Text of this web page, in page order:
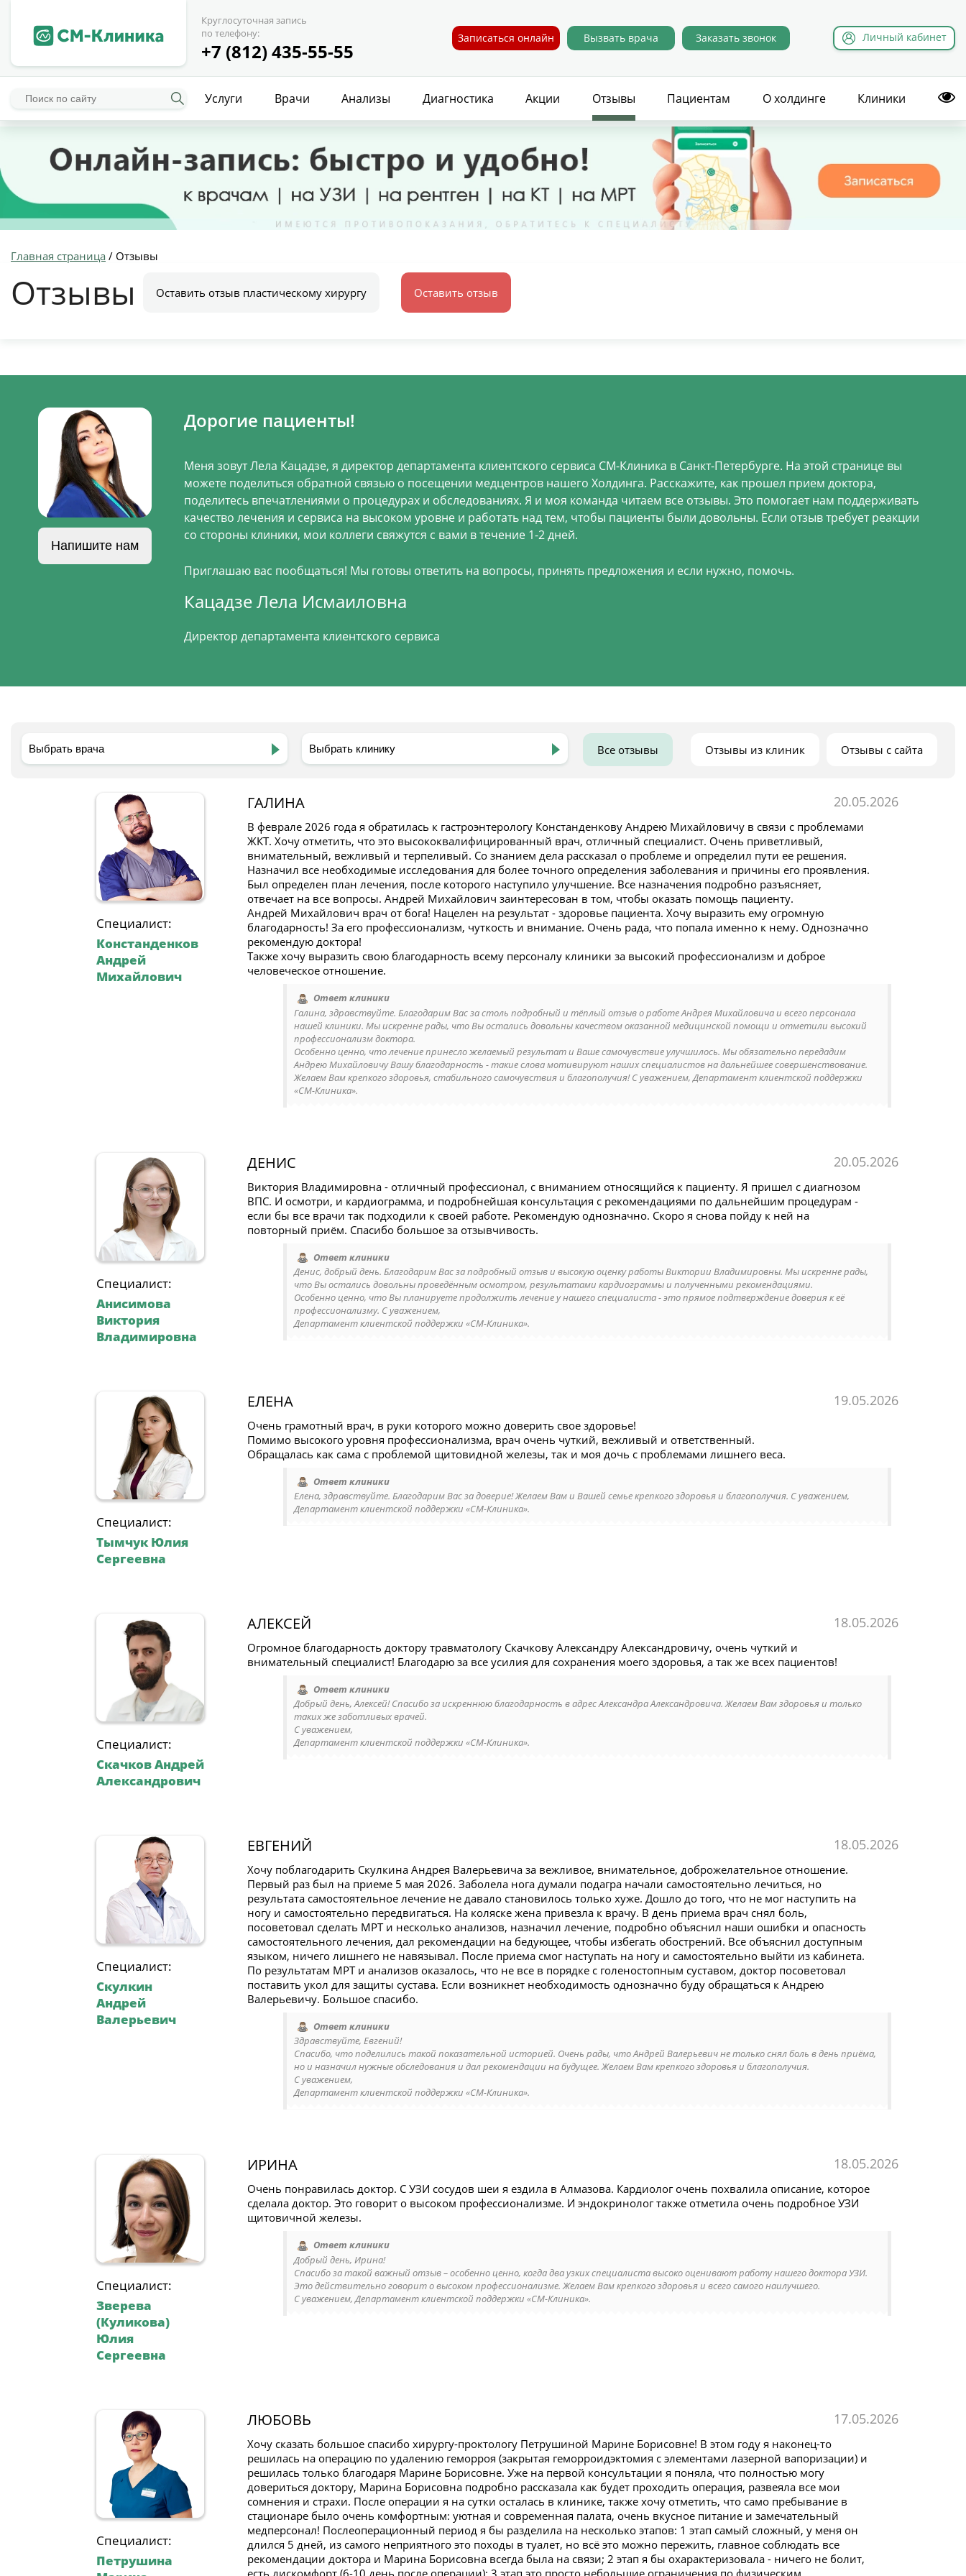
Круглосуточная запись
по телефону:
+7 (812) 435-55-55
Записаться онлайн Вызвать врача Заказать звонок Личный кабинет
Услуги Врачи Анализы Диагностика Акции Отзывы Пациентам О холдинге Клиники
Главная страница / Отзывы
Отзывы Оставить отзыв пластическому хирургу Оставить отзыв
Напишите нам
Дорогие пациенты!
Меня зовут Лела Кацадзе, я директор департамента клиентского сервиса СМ-Клиника в Санкт-Петербурге. На этой странице вы
можете поделиться обратной связью о посещении медцентров нашего Холдинга. Расскажите, как прошел прием доктора,
поделитесь впечатлениями о процедурах и обследованиях. Я и моя команда читаем все отзывы. Это помогает нам поддерживать
качество лечения и сервиса на высоком уровне и работать над тем, чтобы пациенты были довольны. Если отзыв требует реакции
со стороны клиники, мои коллеги свяжутся с вами в течение 1-2 дней.
Приглашаю вас пообщаться! Мы готовы ответить на вопросы, принять предложения и если нужно, помочь.
Кацадзе Лела Исмаиловна
Директор департамента клиентского сервиса
Отзывы с сайта
Отзывы из клиник
Все отзывы
Специалист:
Констанденков
Андрей
Михайлович
ГАЛИНА 20.05.2026
В феврале 2026 года я обратилась к гастроэнтерологу Констанденкову Андрею Михайловичу в связи с проблемами
ЖКТ. Хочу отметить, что это высококвалифицированный врач, отличный специалист. Очень приветливый,
внимательный, вежливый и терпеливый. Со знанием дела рассказал о проблеме и определил пути ее решения.
Назначил все необходимые исследования для более точного определения заболевания и причины его проявления.
Был определен план лечения, после которого наступило улучшение. Все назначения подробно разъясняет,
отвечает на все вопросы. Андрей Михайлович заинтересован в том, чтобы оказать помощь пациенту.
Андрей Михайлович врач от бога! Нацелен на результат - здоровье пациента. Хочу выразить ему огромную
благодарность! За его профессионализм, чуткость и внимание. Очень рада, что попала именно к нему. Однозначно
рекомендую доктора!
Также хочу выразить свою благодарность всему персоналу клиники за высокий профессионализм и доброе
человеческое отношение.
Ответ клиники
Галина, здравствуйте. Благодарим Вас за столь подробный и тёплый отзыв о работе Андрея Михайловича и всего персонала
нашей клиники. Мы искренне рады, что Вы остались довольны качеством оказанной медицинской помощи и отметили высокий
профессионализм доктора.
Особенно ценно, что лечение принесло желаемый результат и Ваше самочувствие улучшилось. Мы обязательно передадим
Андрею Михайловичу Вашу благодарность - такие слова мотивируют наших специалистов на дальнейшее совершенствование.
Желаем Вам крепкого здоровья, стабильного самочувствия и благополучия! С уважением, Департамент клиентской поддержки
«СМ-Клиника».
Специалист:
Анисимова
Виктория
Владимировна
ДЕНИС 20.05.2026
Виктория Владимировна - отличный профессионал, с вниманием относящийся к пациенту. Я пришел с диагнозом
ВПС. И осмотри, и кардиограмма, и подробнейшая консультация с рекомендациями по дальнейшим процедурам -
если бы все врачи так подходили к своей работе. Рекомендую однозначно. Скоро я снова пойду к ней на
повторный приём. Спасибо большое за отзывчивость.
Ответ клиники
Денис, добрый день. Благодарим Вас за подробный отзыв и высокую оценку работы Виктории Владимировны. Мы искренне рады,
что Вы остались довольны проведённым осмотром, результатами кардиограммы и полученными рекомендациями.
Особенно ценно, что Вы планируете продолжить лечение у нашего специалиста - это прямое подтверждение доверия к её
профессионализму. С уважением,
Департамент клиентской поддержки «СМ-Клиника».
Специалист:
Тымчук Юлия
Сергеевна
ЕЛЕНА 19.05.2026
Очень грамотный врач, в руки которого можно доверить свое здоровье!
Помимо высокого уровня профессионализма, врач очень чуткий, вежливый и ответственный.
Обращалась как сама с проблемой щитовидной железы, так и моя дочь с проблемами лишнего веса.
Ответ клиники
Елена, здравствуйте. Благодарим Вас за доверие! Желаем Вам и Вашей семье крепкого здоровья и благополучия. С уважением,
Департамент клиентской поддержки «СМ-Клиника».
Специалист:
Скачков Андрей
Александрович
АЛЕКСЕЙ 18.05.2026
Огромное благодарность доктору травматологу Скачкову Александру Александровичу, очень чуткий и
внимательный специалист! Благодарю за все усилия для сохранения моего здоровья, а так же всех пациентов!
Ответ клиники
Добрый день, Алексей! Спасибо за искреннюю благодарность в адрес Александра Александровича. Желаем Вам здоровья и только
таких же заботливых врачей.
С уважением,
Департамент клиентской поддержки «СМ-Клиника».
Специалист:
Скулкин
Андрей
Валерьевич
ЕВГЕНИЙ 18.05.2026
Хочу поблагодарить Скулкина Андрея Валерьевича за вежливое, внимательное, доброжелательное отношение.
Первый раз был на приеме 5 мая 2026. Заболела нога думали подагра начали самостоятельно лечиться, но
результата самостоятельное лечение не давало становилось только хуже. Дошло до того, что не мог наступить на
ногу и самостоятельно передвигаться. На коляске жена привезла к врачу. В день приема врач снял боль,
посоветовал сделать МРТ и несколько анализов, назначил лечение, подробно объяснил наши ошибки и опасность
самостоятельного лечения, дал рекомендации на бедующее, чтобы избегать обострений. Все объяснил доступным
языком, ничего лишнего не навязывал. После приема смог наступать на ногу и самостоятельно выйти из кабинета.
По результатам МРТ и анализов оказалось, что не все в порядке с голеностопным суставом, доктор посоветовал
поставить укол для защиты сустава. Если возникнет необходимость однозначно буду обращаться к Андрею
Валерьевичу. Большое спасибо.
Ответ клиники
Здравствуйте, Евгений!
Спасибо, что поделились такой показательной историей. Очень рады, что Андрей Валерьевич не только снял боль в день приёма,
но и назначил нужные обследования и дал рекомендации на будущее. Желаем Вам крепкого здоровья и благополучия.
С уважением,
Департамент клиентской поддержки «СМ-Клиника».
Специалист:
Зверева
(Куликова)
Юлия
Сергеевна
ИРИНА 18.05.2026
Очень понравилась доктор. С УЗИ сосудов шеи я ездила в Алмазова. Кардиолог очень похвалила описание, которое
сделала доктор. Это говорит о высоком профессионализме. И эндокринолог также отметила очень подробное УЗИ
щитовичной железы.
Ответ клиники
Добрый день, Ирина!
Спасибо за такой важный отзыв – особенно ценно, когда два узких специалиста высоко оценивают работу нашего доктора УЗИ.
Это действительно говорит о высоком профессионализме. Желаем Вам крепкого здоровья и всего самого наилучшего.
С уважением, Департамент клиентской поддержки «СМ-Клиника».
Специалист:
Петрушина
ЛЮБОВЬ 17.05.2026
Хочу сказать большое спасибо хирургу-проктологу Петрушиной Марине Борисовне! В этом году я наконец-то
решилась на операцию по удалению геморроя (закрытая геморроидэктомия с элементами лазерной вапоризации) и
решилась только благодаря Марине Борисовне. Уже на первой консультации я поняла, что полностью могу
довериться доктору, Марина Борисовна подробно рассказала как будет проходить операция, развеяла все мои
сомнения и страхи. После операции я на сутки осталась в клинике, также хочу отметить, что само пребывание в
стационаре было очень комфортным: уютная и современная палата, очень вкусное питание и замечательный
медперсонал! Послеоперационный период я бы разделила на несколько этапов: 1 этап самый сложный, у меня он
длился 5 дней, из самого неприятного это походы в туалет, но всё это можно пережить, главное соблюдать все
рекомендации доктора и Марина Борисовна всегда была на связи; 2 этап я бы охарактеризовала - ничего не болит,